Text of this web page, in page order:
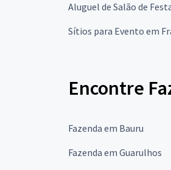
Aluguel de Salão de
Sítios para Evento em
Encontre
Fazenda em Bauru
Fazenda em Guarulhos